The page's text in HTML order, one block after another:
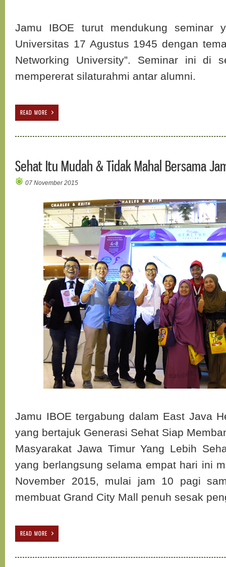
Jamu IBOE turut mendukung seminar
Universitas 17 Agustus 1945 dengan
Networking University”. Seminar ini di
mempererat silaturahmi antar alumni.
READ MORE
Sehat Itu Mudah & Tidak Mahal Bersama
07 November 2015
Jamu IBOE tergabung dalam East Java
yang bertajuk Generasi Sehat Siap
Masyarakat Jawa Timur Yang Lebih
yang berlangsung selama empat hari ini
November 2015, mulai jam 10 pagi
membuat Grand City Mall penuh sesak
READ MORE